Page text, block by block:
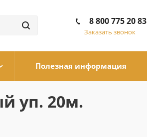
8 800 775 20 83
Заказать звонок
Полезная информация
уп. 20м.